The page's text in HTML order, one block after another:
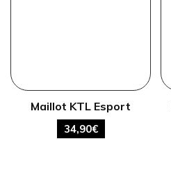
Maillot KTL Esport
34,90€